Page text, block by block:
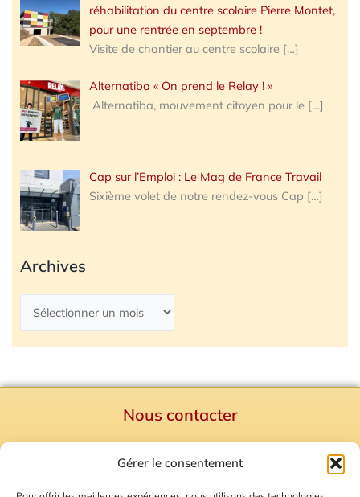
Gérer le consentement
réhabilitation du centre scolaire Pierre Montet,
pour une rentrée en septembre !
Visite de chantier au centre scolaire […]
Alternatiba « On prend le Relay ! »
Alternatiba, mouvement citoyen pour le […]
Cap sur l’Emploi : Le Mag de France Travail
Sixième volet de notre rendez-vous Cap […]
Archives
Nous contacter
Mentions Légales
Plan du site